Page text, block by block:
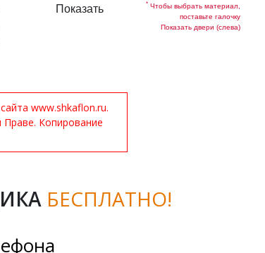
Показать * Чтобы выбрать материал,
поставьте галочку
Показать двери (слева)
www.shkaflon.ru.
Копирование
БЕСПЛАТНО!